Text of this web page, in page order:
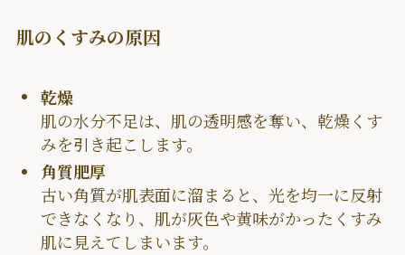
肌のくすみの原因
乾燥
肌の水分不足は、肌の透明感を奪い、乾燥くす
みを引き起こします。
角質肥厚
古い角質が肌表面に溜まると、光を均一に反射
できなくなり、肌が灰色や黄味がかったくすみ
肌に見えてしまいます。